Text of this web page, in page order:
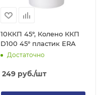
10ККП 45°, Колено ККП
D100 45° пластик ERA
Достаточно
249 руб./шт